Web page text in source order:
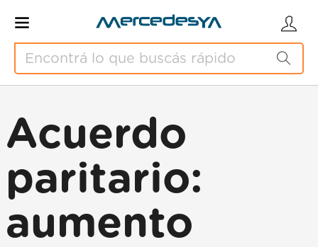
Acuerdo
paritario:
aumento